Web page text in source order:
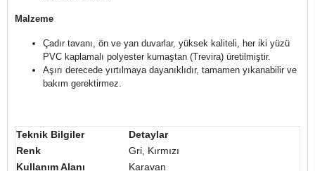
Malzeme
Çadır tavanı, ön ve yan duvarlar, yüksek kaliteli, her iki yüzü
PVC kaplamalı polyester kumaştan (Trevira) üretilmiştir.
Aşırı derecede yırtılmaya dayanıklıdır, tamamen yıkanabilir ve
bakım gerektirmez.
Teknik Bilgiler
Detaylar
Renk
Gri, Kırmızı
Kullanım Alanı
Karavan